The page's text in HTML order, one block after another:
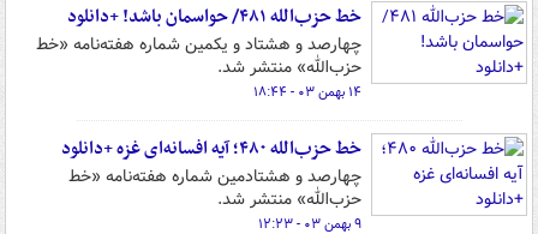
خط حزب‌الله ۴۸۱/ حواسمان باشد! +دانلود
چهارصد و هشتاد و یکمین شماره‌ هفته‌نامه‌ «خط
حزب‌الله» منتشر شد.
۱۴ بهمن ۰۳ - ۱۸:۴۴
خط حزب‌الله ۴۸۰؛ آیه افسانه‌ای غزه +دانلود
چهارصد و هشتادمین شماره‌ هفته‌نامه‌ «خط
حزب‌الله» منتشر شد.
۹ بهمن ۰۳ - ۱۲:۲۳